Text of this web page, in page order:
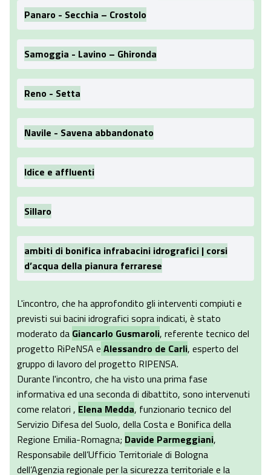
Panaro - Secchia – Crostolo
Samoggia - Lavino – Ghironda
Reno - Setta
Navile - Savena abbandonato
Idice e affluenti
Sillaro
ambiti di bonifica infrabacini idrografici | corsi
d’acqua della pianura ferrarese
L'incontro, che ha approfondito gli interventi compiuti e
previsti sui bacini idrografici sopra indicati, è stato
moderato da Giancarlo Gusmaroli, referente tecnico del
progetto RiPeNSA e Alessandro de Carli, esperto del
gruppo di lavoro del progetto RIPENSA.
Durante l'incontro, che ha visto una prima fase
informativa ed una seconda di dibattito, sono intervenuti
come relatori , Elena Medda, funzionario tecnico del
Servizio Difesa del Suolo, della Costa e Bonifica della
Regione Emilia-Romagna; Davide Parmeggiani,
Responsabile dell’Ufficio Territoriale di Bologna
dell’Agenzia regionale per la sicurezza territoriale e la